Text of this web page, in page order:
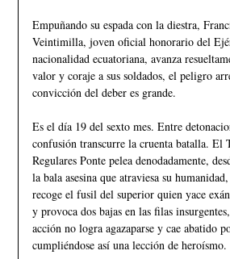
Empuñando su espada con la diestra,
Veintimilla, joven oficial honorario del
nacionalidad ecuatoriana, avanza
valor y coraje a sus soldados, el peligro
convicción del deber es grande.
Es el día 19 del sexto mes. Entre
confusión transcurre la cruenta batalla. El
Regulares Ponte pelea denodadamente,
la bala asesina que atraviesa su
recoge el fusil del superior quien yace
y provoca dos bajas en las filas
acción no logra agazaparse y cae abatido
cumpliéndose así una lección de heroísmo.